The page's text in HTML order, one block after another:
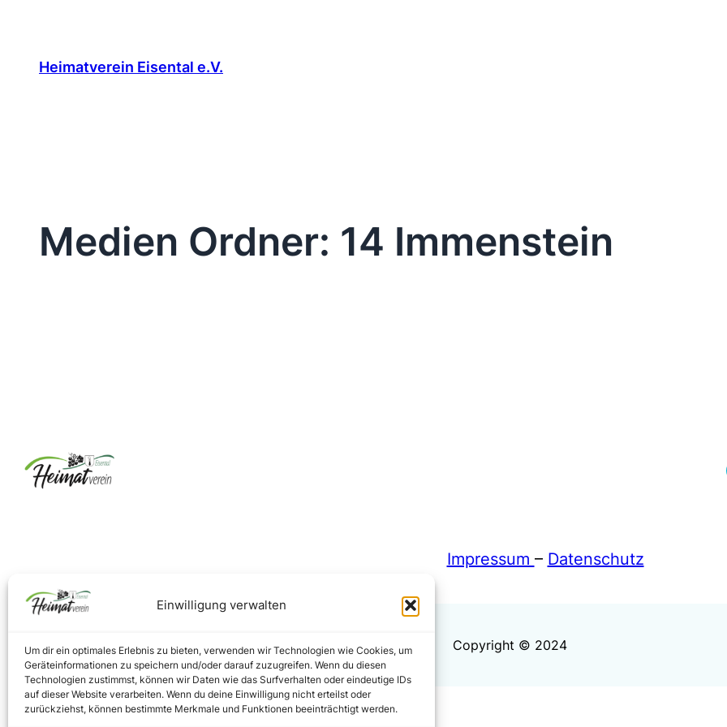
Einwilligung verwalten
Um dir ein optimales Erlebnis zu bieten, verwenden wir Technologien wie Cookies, um
Geräteinformationen zu speichern und/oder darauf zuzugreifen. Wenn du diesen
Technologien zustimmst, können wir Daten wie das Surfverhalten oder eindeutige IDs
auf dieser Website verarbeiten. Wenn du deine Einwilligung nicht erteilst oder
zurückziehst, können bestimmte Merkmale und Funktionen beeinträchtigt werden.
springen
Heimatverein Eisental e.V.
Medien Ordner: 14 Immenstein
Impressum – Datenschutz
Copyright © 2024